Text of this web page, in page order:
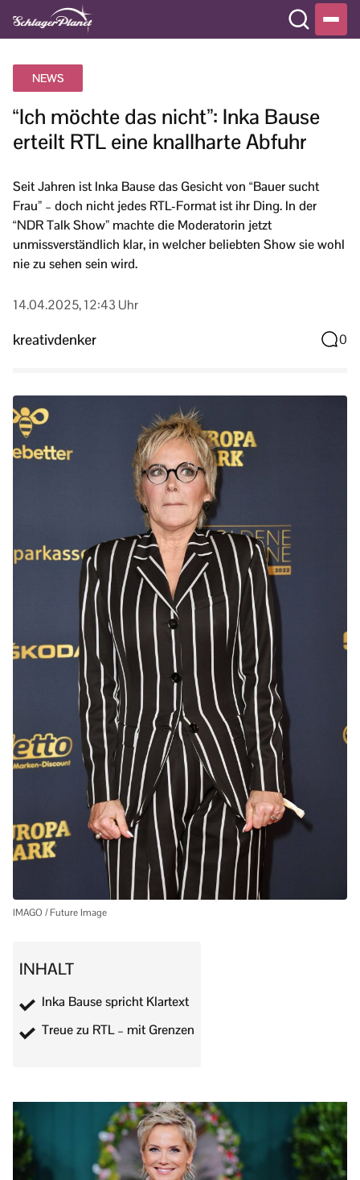
NEWS
“Ich möchte das nicht”: Inka Bause
erteilt RTL eine knallharte Abfuhr
Seit Jahren ist Inka Bause das Gesicht von “Bauer sucht
Frau” – doch nicht jedes RTL-Format ist ihr Ding. In der
“NDR Talk Show” machte die Moderatorin jetzt
unmissverständlich klar, in welcher beliebten Show sie wohl
nie zu sehen sein wird.
14.04.2025, 12:43 Uhr
kreativdenker 0
IMAGO / Future Image
INHALT
Inka Bause spricht Klartext
Treue zu RTL – mit Grenzen